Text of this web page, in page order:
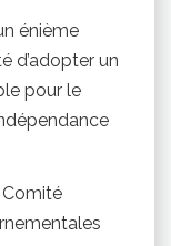
énième
d’adopter un
pour le